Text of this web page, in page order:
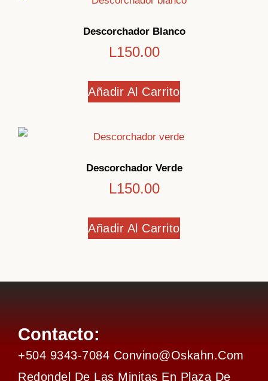
Descorchador Blanco
L150.00
Añadir Al Carrito
Descorchador Verde
L150.00
Añadir Al Carrito
Contacto:
+504 9343-7084 Convino@oskahn.com
Redondel De Las Minitas En Plaza De